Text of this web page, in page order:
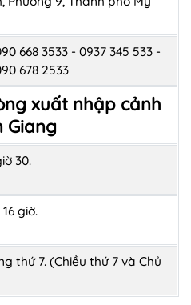
668 3533 - 0937 345 533 -
678 2533
xuất nhập cảnh
Giang
30.
giờ.
thứ 7. (Chiều thứ 7 và Chủ